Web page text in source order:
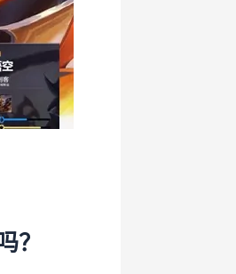
？